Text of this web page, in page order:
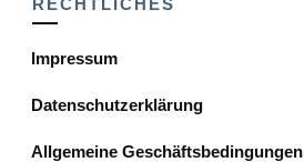
RECHTLICHES
Impressum
Datenschutzerklärung
Allgemeine Geschäftsbedingungen